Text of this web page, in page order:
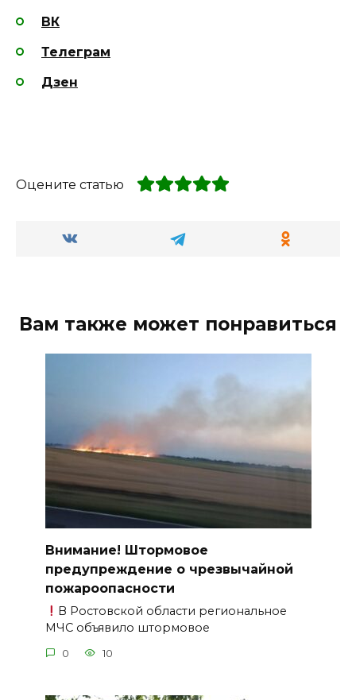
ВК
Телеграм
Дзен
Оцените статью
Вам также может понравиться
Внимание! Штормовое
предупреждение о чрезвычайной
пожароопасности
В Ростовской области региональное
МЧС объявило штормовое
0 10